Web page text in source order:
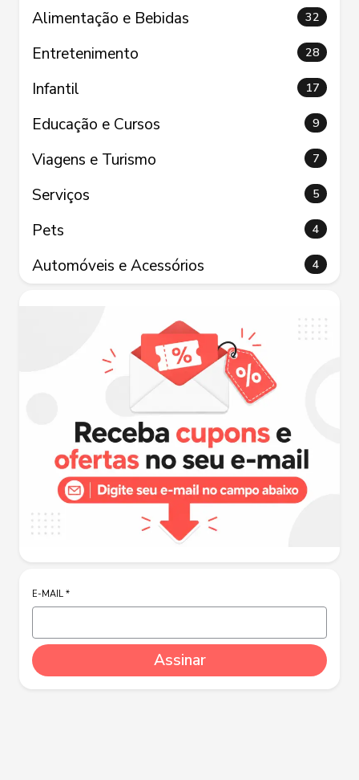
Alimentação e Bebidas 32
Entretenimento 28
Infantil 17
Educação e Cursos 9
Viagens e Turismo 7
Serviços 5
Pets 4
Automóveis e Acessórios 4
E-MAIL *
Assinar